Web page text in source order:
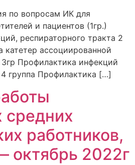
по вопросам ИК для
и пациентов (1гр.)
респираторного тракта 2
катетер ассоциированной
Профилактика инфекций
группа Профилактика […]
средних
работников,
октябрь 2022г